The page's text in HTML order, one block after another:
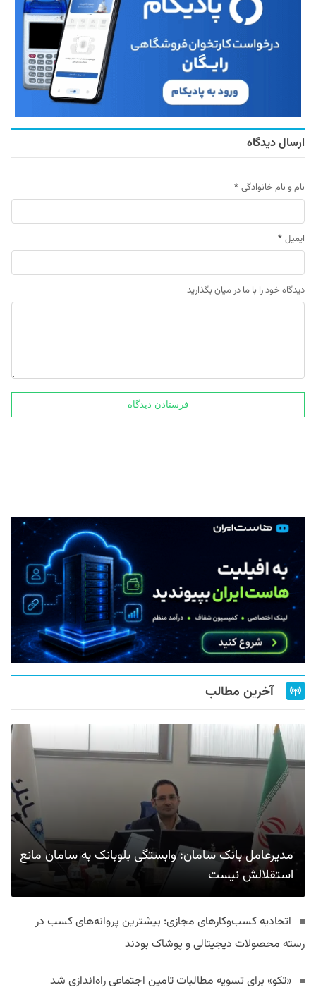
ارسال دیدگاه
نام و نام خانوادگی *
ایمیل *
دیدگاه خود را با ما در میان بگذارید
آخرین مطالب
مدیرعامل بانک سامان: وابستگی بلوبانک به سامان مانع
استقلالش نیست
اتحادیه کسب‌وکارهای مجازی: بیشترین پروانه‌های کسب در
رسته محصولات دیجیتالی و پوشاک بودند
«تکو» برای تسویه مطالبات تامین اجتماعی راه‌اندازی شد